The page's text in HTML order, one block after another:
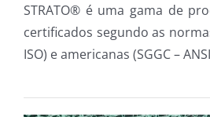
STRATO® é uma gama de
certificados segundo as
ISO) e americanas (SGGC –